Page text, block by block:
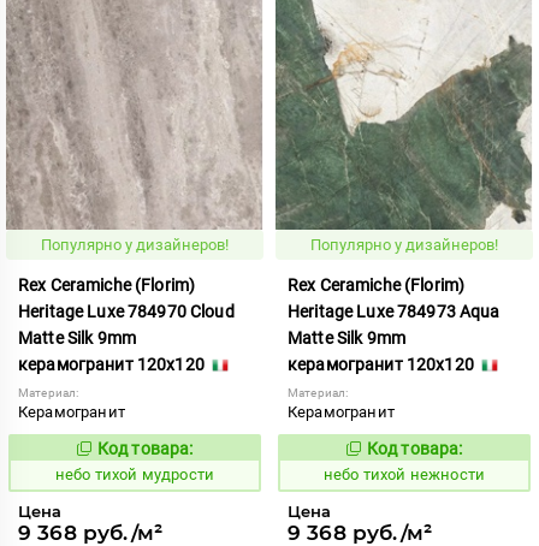
Популярно у дизайнеров!
Rex Ceramiche (Florim)
Heritage Luxe 784970 Cloud
Matte Silk 9mm
керамогранит 120x120
Материал:
Керамогранит
1122055
Код товара:
небо тихой мудрости
Цена
9 368 руб./м²
Популярно у дизайнеров!
Rex Ceramiche (Florim)
Heritage Luxe 784973 Aqua
Matte Silk 9mm
керамогранит 120x120
Материал:
Керамогранит
1122058
Код товара:
небо тихой нежности
Цена
9 368 руб./м²